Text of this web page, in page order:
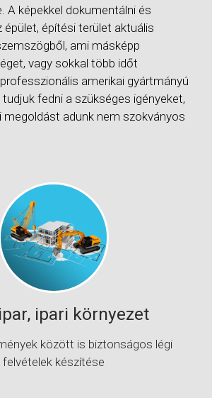
A képekkel dokumentálni és
épület, építési terület aktuális
ami másképp
vagy sokkal több időt
amerikai gyártmányú
fedni a szükséges igényeket,
megoldást adunk nem szokványos
ipari környezet
között is biztonságos légi
felvételek készítése